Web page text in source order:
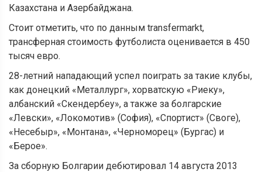
Казахстана и Азербайджана.
Стоит отметить, что по данным transfermarkt,
трансферная стоимость футболиста оценивается в 450
тысяч евро.
28-летний нападающий успел поиграть за такие клубы,
как донецкий «Металлург», хорватскую «Риеку»,
албанский «Скендербеу», а также за болгарские
«Левски», «Локомотив» (София), «Спортист» (Своге),
«Несебыр», «Монтана», «Черноморец» (Бургас) и
«Берое».
За сборную Болгарии дебютировал 14 августа 2013